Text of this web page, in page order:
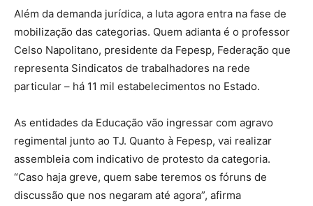
Além da demanda jurídica, a luta agora entra na fase de
mobilização das categorias. Quem adianta é o professor
Celso Napolitano, presidente da Fepesp, Federação que
representa Sindicatos de trabalhadores na rede
particular – há 11 mil estabelecimentos no Estado.
As entidades da Educação vão ingressar com agravo
regimental junto ao TJ. Quanto à Fepesp, vai realizar
assembleia com indicativo de protesto da categoria.
“Caso haja greve, quem sabe teremos os fóruns de
discussão que nos negaram até agora”, afirma